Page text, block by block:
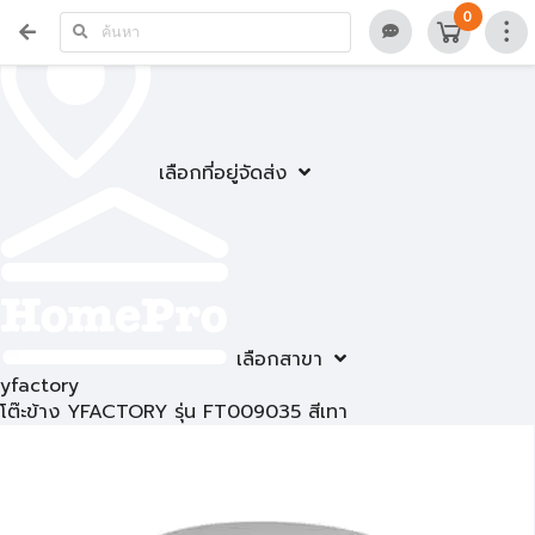
เลือกที่อยู่จัดส่ง
เลือกสาขา
0
yfactory
โต๊ะข้าง YFACTORY รุ่น FT009035 สีเทา